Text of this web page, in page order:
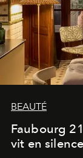
BEAUTÉ
Faubourg
vit en silence